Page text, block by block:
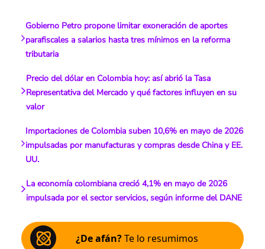
Gobierno Petro propone limitar exoneración de aportes
parafiscales a salarios hasta tres mínimos en la reforma
tributaria
Precio del dólar en Colombia hoy: así abrió la Tasa
Representativa del Mercado y qué factores influyen en su
valor
Importaciones de Colombia suben 10,6% en mayo de 2026
impulsadas por manufacturas y compras desde China y EE.
UU.
La economía colombiana creció 4,1% en mayo de 2026
impulsada por el sector servicios, según informe del DANE
¿De afán?Te lo resumimos